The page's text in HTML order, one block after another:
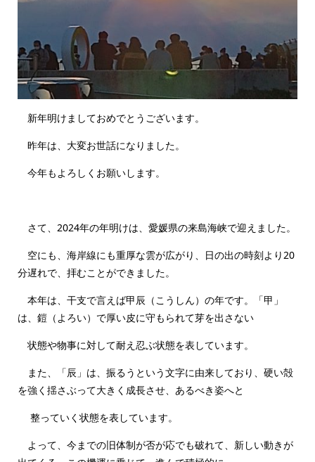
新年明けましておめでとうございます。
昨年は、大変お世話になりました。
今年もよろしくお願いします。
さて、2024年の年明けは、愛媛県の来島海峡で迎えました。
空にも、海岸線にも重厚な雲が広がり、日の出の時刻より20
分遅れで、拝むことができました。
本年は、干支で言えば甲辰（こうしん）の年です。「甲」
は、鎧（よろい）で厚い皮に守もられて芽を出さない
状態や物事に対して耐え忍ぶ状態を表しています。
また、「辰」は、振るうという文字に由来しており、硬い殻
を強く揺さぶって大きく成長させ、あるべき姿へと
整っていく状態を表しています。
よって、今までの旧体制が否が応でも破れて、新しい動きが